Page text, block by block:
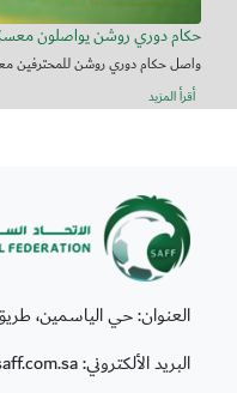
حكام دوري روشن يواصلون
واصل حكام دوري روشن للمحترفين
أقرأ المزيد
العنوان: حي الياسمين،
البريد الألكتروني: info@saff.com.sa